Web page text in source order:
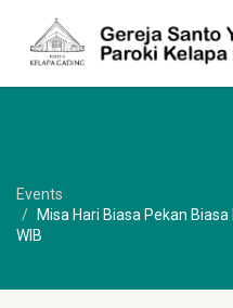
Events
Misa Hari Biasa Pekan
WIB